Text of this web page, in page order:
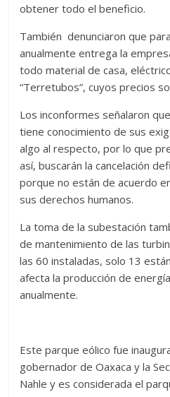
obtener todo el beneficio.
También denunciaron que
anualmente entrega la
todo material de casa,
“Terretubos”, cuyos precios
Los inconformes señalaron
tiene conocimiento de sus
algo al respecto, por lo que
así, buscarán la cancelación
porque no están de acuerdo
sus derechos humanos.
La toma de la subestación
de mantenimiento de las
las 60 instaladas, solo 13
afecta la producción de
anualmente.
Este parque eólico fue
gobernador de Oaxaca y la
Nahle y es considerada el